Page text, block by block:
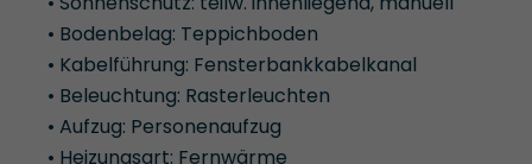
• Bodenbelag: Teppichboden
• Kabelführung: Fensterbankkabelkanal
• Beleuchtung: Rasterleuchten
• Aufzug: Personenaufzug
• Heizungsart: Fernwärme